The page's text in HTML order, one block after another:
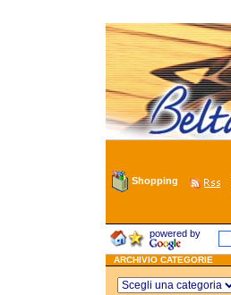
Shopping
powered by
ARCHIVIO CATEGORIE